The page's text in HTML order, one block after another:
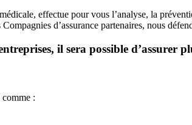
effectue pour vous l’analyse, la
d’assurance partenaires, nous
il sera possible d’assurer
comme :